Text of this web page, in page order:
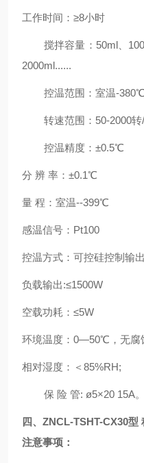
工作时间：≥8小时
搅拌容量：50ml、
2000ml......
控温范围：室温-380℃
转速范围：50-2000
控温精度：±0.5℃
分 辨 率：±0.1℃
量 程：室温--399℃
感温信号：Pt100
控温方式：可控硅控制输出
负载输出:≤1500W
空载功耗：≤5W
环境温度：0—50℃，无腐
相对湿度：＜85%RH;
保 险 管: ø5×20 15A。
四、ZNCL-TSHT-CX30型
注意事项 ：